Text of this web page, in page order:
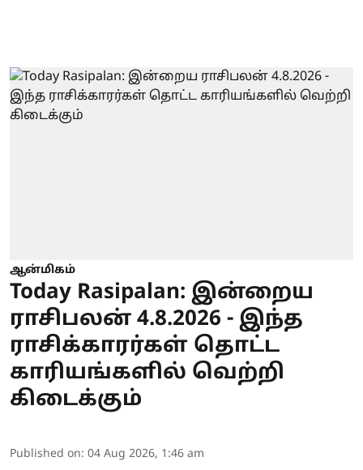
ஆன்மிகம்
Today Rasipalan: இன்றைய
ராசிபலன் 4.8.2026 - இந்த
ராசிக்காரர்கள் தொட்ட
காரியங்களில் வெற்றி
கிடைக்கும்
Published on: 04 Aug 2026, 1:46 am